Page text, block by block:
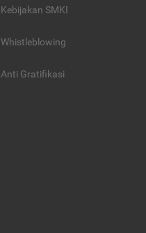
Kebijakan SMKI
Whistleblowing
Anti Gratifikasi